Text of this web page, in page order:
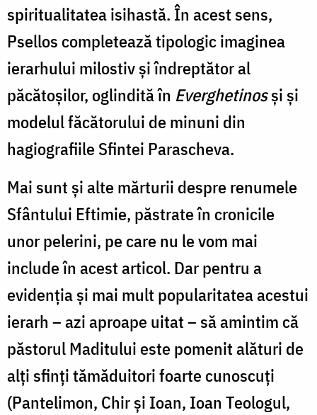
spiritualitatea isihastă. În acest sens,
Psellos completează tipologic imaginea
ierarhului milostiv și îndreptător al
păcătoșilor, oglindită în Everghetinosși și
modelul făcătorului de minuni din
hagiografiile Sfintei Parascheva.
Mai sunt și alte mărturii despre renumele
Sfântului Eftimie, păstrate în cronicile
unor pelerini, pe care nu le vom mai
include în acest articol. Dar pentru a
evidenția și mai mult popularitatea acestui
ierarh – azi aproape uitat – să amintim că
păstorul Maditului este pomenit alături de
alți sfinți tămăduitori foarte cunoscuți
(Pantelimon, Chir și Ioan, Ioan Teologul,